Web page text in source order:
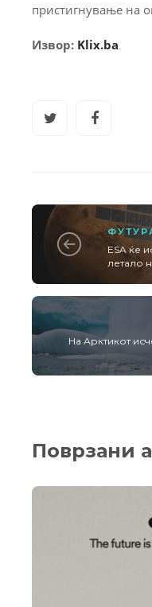
пристигнување на
Извор: Klix.ba
ESA ќе
летало
На Арктикот
Поврзани